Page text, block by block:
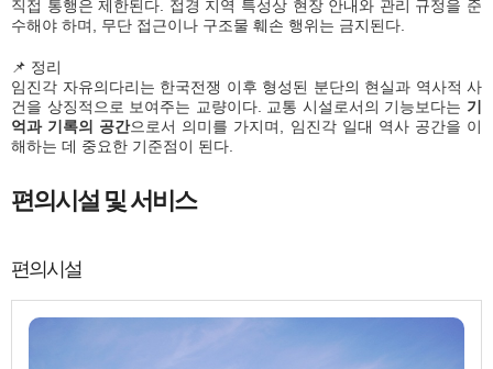
직접 통행은 제한된다. 접경 지역 특성상 현장 안내와 관리 규정을 준
수해야 하며, 무단 접근이나 구조물 훼손 행위는 금지된다.
📌 정리
임진각 자유의다리는 한국전쟁 이후 형성된 분단의 현실과 역사적 사
건을 상징적으로 보여주는 교량이다. 교통 시설로서의 기능보다는 기
억과 기록의 공간으로서 의미를 가지며, 임진각 일대 역사 공간을 이
해하는 데 중요한 기준점이 된다.
편의시설 및 서비스
편의시설